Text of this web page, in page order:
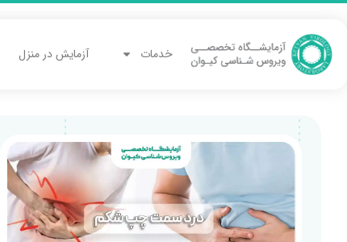
خدمات آزمایش در منزل